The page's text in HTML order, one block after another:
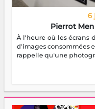
6
Pierrot
À l'heure où les écrans
d'images consommées
rappelle qu'une